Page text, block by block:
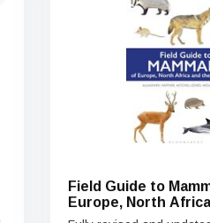
Field Guide to
Europe, North
Middle East